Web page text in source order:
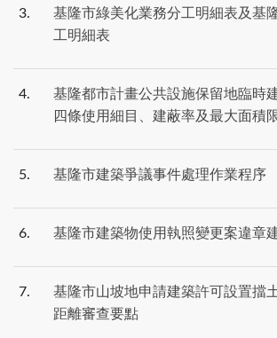
3
基隆市綠美化業務分工明細表及基
工明細表
4
基隆都市計畫公共設施保留地臨時
四條使用細目、建蔽率及最大面積
5 基隆市建築爭議事件處理作業程序
6 基隆市建築物使用執照變更案違章
7
基隆市山坡地申請建築許可設置擋
距離審查要點